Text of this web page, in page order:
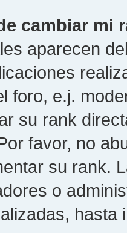
cambiar mi
aparecen
foro, e.j.
su rank
favor, no
su rank.
o
hasta